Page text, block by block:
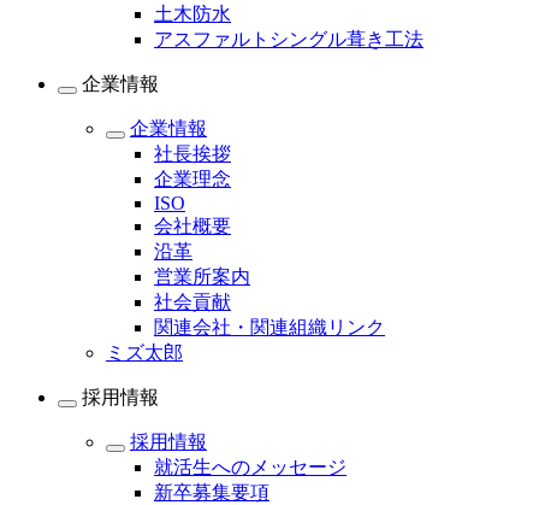
土木防水
アスファルトシングル葺き工法
企業情報
企業情報
社長挨拶
企業理念
ISO
会社概要
沿革
営業所案内
社会貢献
関連会社・関連組織リンク
ミズ太郎
採用情報
採用情報
就活生へのメッセージ
新卒募集要項